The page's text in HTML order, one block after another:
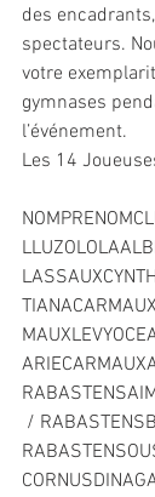
des
spectateurs.
votre
gymnases
l’événement.
Les 14
/